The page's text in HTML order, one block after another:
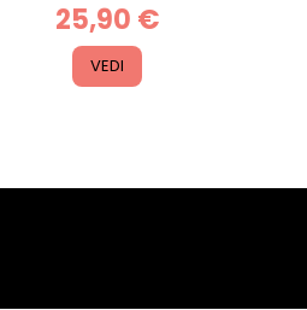
25,90 €
VEDI